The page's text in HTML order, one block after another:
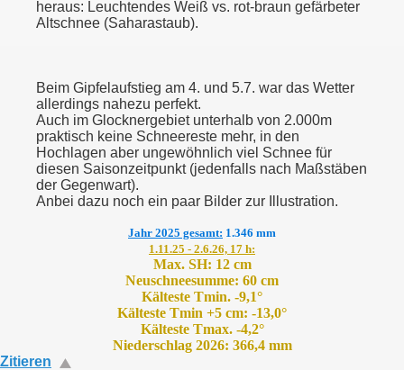
heraus: Leuchtendes Weiß vs. rot-braun gefärbeter
Altschnee (Saharastaub).
Beim Gipfelaufstieg am 4. und 5.7. war das Wetter
allerdings nahezu perfekt.
Auch im Glocknergebiet unterhalb von 2.000m
praktisch keine Schneereste mehr, in den
Hochlagen aber ungewöhnlich viel Schnee für
diesen Saisonzeitpunkt (jedenfalls nach Maßstäben
der Gegenwart).
Anbei dazu noch ein paar Bilder zur Illustration.
Jahr 2025 gesamt: 1.346 mm
1.11.25 - 2.6.26, 17 h:
Max. SH: 12 cm
Neuschneesumme: 60 cm
Kälteste Tmin. -9,1°
Kälteste Tmin +5 cm: -13,0°
Kälteste Tmax. -4,2°
Niederschlag 2026: 366,4 mm
Zitieren